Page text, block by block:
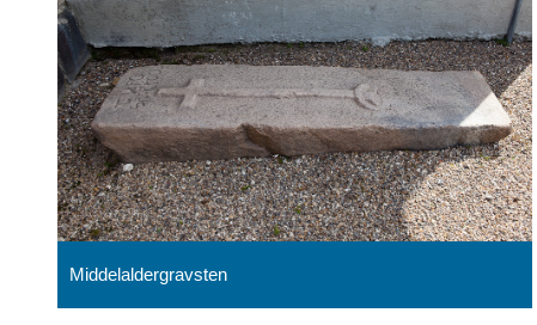
Middelaldergravsten